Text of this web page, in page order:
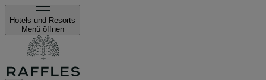
Hotels und Resorts
Menü öffnen